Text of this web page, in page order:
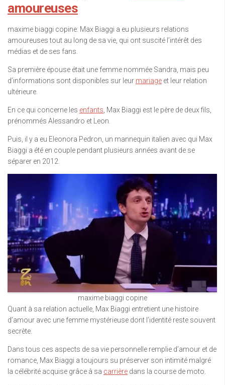
amoureuses
maxime biaggi copine: Max Biaggi a eu plusieurs relations
amoureuses tout au long de sa vie, qui ont suscité l’intérêt des
médias et de ses fans.
Sa première épouse était une femme nommée Sandra, mais peu
d’informations sont disponibles sur leur mariage et leur relation
ultérieure.
En ce qui concerne les enfants, Max Biaggi est le père de deux fils,
prénommés Alessandro et Leon.
Puis, il y a eu Eleonora Pedron, un mannequin italien avec qui Max
Biaggi a été en couple pendant plusieurs années avant de se
séparer en 2012.
maxime biaggi copine
Quant à sa relation actuelle, Max Biaggi entretient une histoire
d’amour avec une femme mystérieuse dont l’identité reste souvent
secrète.
Dans tous ces aspects de sa vie personnelle remplie d’amour et de
romance, Max Biaggi a toujours su préserver son intimité malgré
la célébrité acquise grâce à sa carrière dans la course de moto.